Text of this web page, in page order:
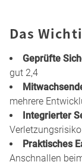
Das
Geprüfte
gut 2,4
mehrere
Integrierter
Praktisches
Anschnallen